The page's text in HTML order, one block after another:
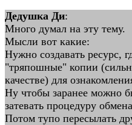
Дедушка Ди:
Много думал на эту тему.
Мысли вот какие:
Нужно создавать ресурс,
"тряпошные" копии
качестве) для
Ну чтобы заранее можно
затевать процедуру
Потом тупо пересылать